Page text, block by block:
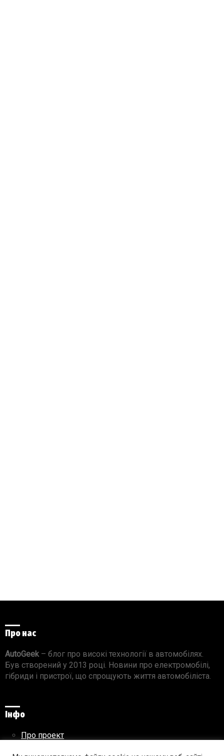
Про нас
AutoGeek– блог про високі технології в автомобілях.
Був створений у 2013 році. Новини про електромобілі,
гібриди і пристрої, що спрощують життя автомобіліста.
Інфо
Про проект